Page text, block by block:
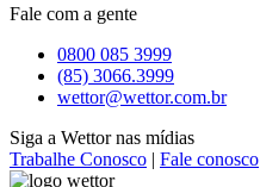
Fale com a gente
0800 085 3999
(85) 3066.3999
wettor@wettor.com.br
Siga a Wettor nas mídias
Trabalhe Conosco | Fale conosco